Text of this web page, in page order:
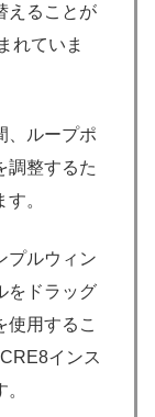
えることが
れていま
、ループポ
調整するた
。
プルウィン
をドラッグ
使用するこ
インス